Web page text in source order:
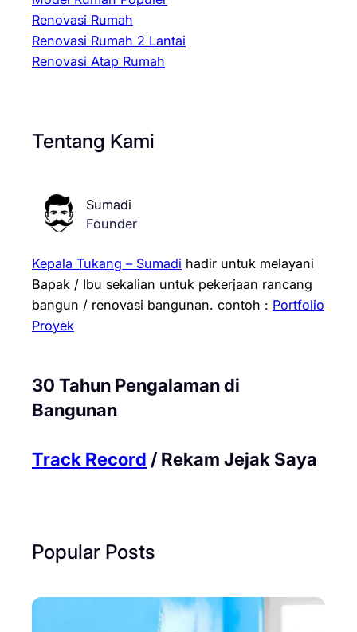
Renovasi Rumah
Renovasi Rumah 2 Lantai
Renovasi Atap Rumah
Tentang Kami
Sumadi
Founder
Kepala Tukang – Sumadi hadir untuk melayani
Bapak / Ibu sekalian untuk pekerjaan rancang
bangun / renovasi bangunan. contoh : Portfolio
Proyek
30 Tahun Pengalaman di
Bangunan
Track Record / Rekam Jejak Saya
Popular Posts